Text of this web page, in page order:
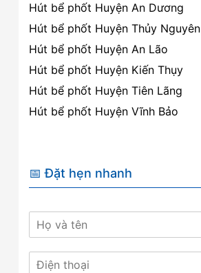
Hút bể phốt Huyện An Dương
Hút bể phốt Huyện Thủy Nguyên
Hút bể phốt Huyện An Lão
Hút bể phốt Huyện Kiến Thụy
Hút bể phốt Huyện Tiên Lãng
Hút bể phốt Huyện Vĩnh Bảo
📅 Đặt hẹn nhanh